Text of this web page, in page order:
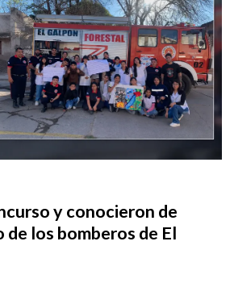
y conocieron de
de los bomberos de El